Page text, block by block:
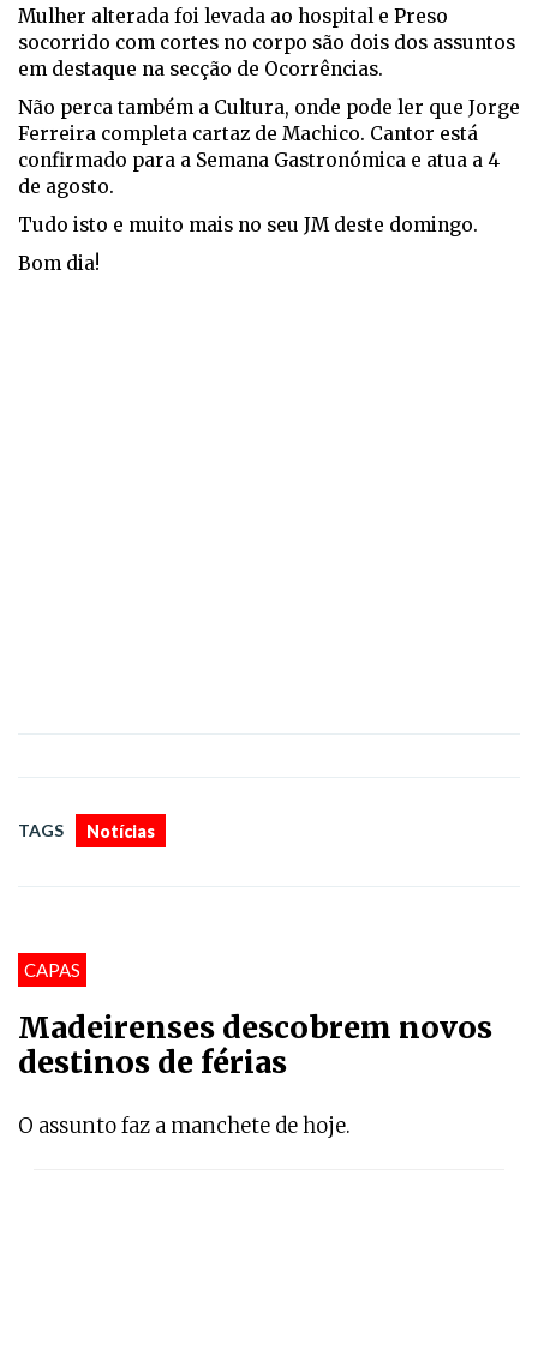
Mulher alterada foi levada ao hospital e Preso
socorrido com cortes no corpo são dois dos assuntos
em destaque na secção de Ocorrências.
Não perca também a Cultura, onde pode ler que Jorge
Ferreira completa cartaz de Machico. Cantor está
confirmado para a Semana Gastronómica e atua a 4
de agosto.
Tudo isto e muito mais no seu JM deste domingo.
Bom dia!
TAGS Notícias
CAPAS
Madeirenses descobrem novos
destinos de férias
O assunto faz a manchete de hoje.